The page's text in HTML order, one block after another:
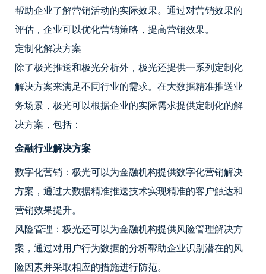
帮助企业了解营销活动的实际效果。通过对营销效果的
评估，企业可以优化营销策略，提高营销效果。
定制化解决方案
除了极光推送和极光分析外，极光还提供一系列定制化
解决方案来满足不同行业的需求。在大数据精准推送业
务场景，极光可以根据企业的实际需求提供定制化的解
决方案，包括：
金融行业解决方案
数字化营销：极光可以为金融机构提供数字化营销解决
方案，通过大数据精准推送技术实现精准的客户触达和
营销效果提升。
风险管理：极光还可以为金融机构提供风险管理解决方
案，通过对用户行为数据的分析帮助企业识别潜在的风
险因素并采取相应的措施进行防范。